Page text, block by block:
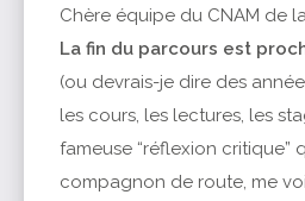
Chère équipe du CNAM de
La fin du parcours est
(ou devrais-je dire des
les cours, les lectures, les
fameuse “réflexion critique”
compagnon de route, me